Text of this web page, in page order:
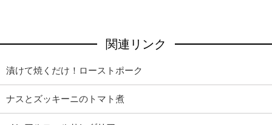
関連リンク
漬けて焼くだけ！ローストポーク
ナスとズッキーニのトマト煮